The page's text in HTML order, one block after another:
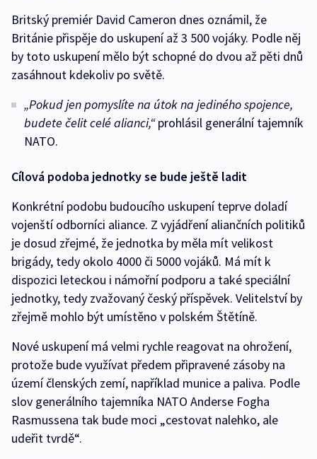
Britský premiér David Cameron dnes oznámil, že
Británie přispěje do uskupení až 3 500 vojáky. Podle něj
by toto uskupení mělo být schopné do dvou až pěti dnů
zasáhnout kdekoliv po světě.
„Pokud jen pomyslíte na útok na jediného spojence,
budete čelit celé alianci,“prohlásil generální tajemník
NATO.
Cílová podoba jednotky se bude ještě ladit
Konkrétní podobu budoucího uskupení teprve doladí
vojenští odborníci aliance. Z vyjádření aliančních politiků
je dosud zřejmé, že jednotka by měla mít velikost
brigády, tedy okolo 4000 či 5000 vojáků. Má mít k
dispozici leteckou i námořní podporu a také speciální
jednotky, tedy zvažovaný český příspěvek. Velitelství by
zřejmě mohlo být umístěno v polském Štětíně.
Nové uskupení má velmi rychle reagovat na ohrožení,
protože bude využívat předem připravené zásoby na
území členských zemí, například munice a paliva. Podle
slov generálního tajemníka NATO Anderse Fogha
Rasmussena tak bude moci „cestovat nalehko, ale
udeřit tvrdě“.